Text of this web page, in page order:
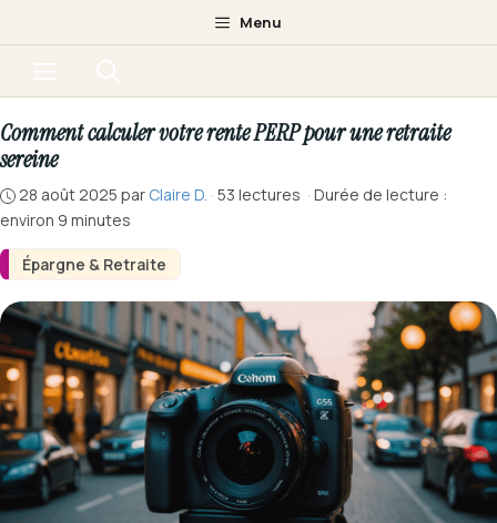
au
Menu
Épargne & Retraite
Comment calculer votre rente PERP pour une retraite
sereine
28 août 2025 par Claire D. · 53 lectures · Durée de lecture :
environ 9 minutes